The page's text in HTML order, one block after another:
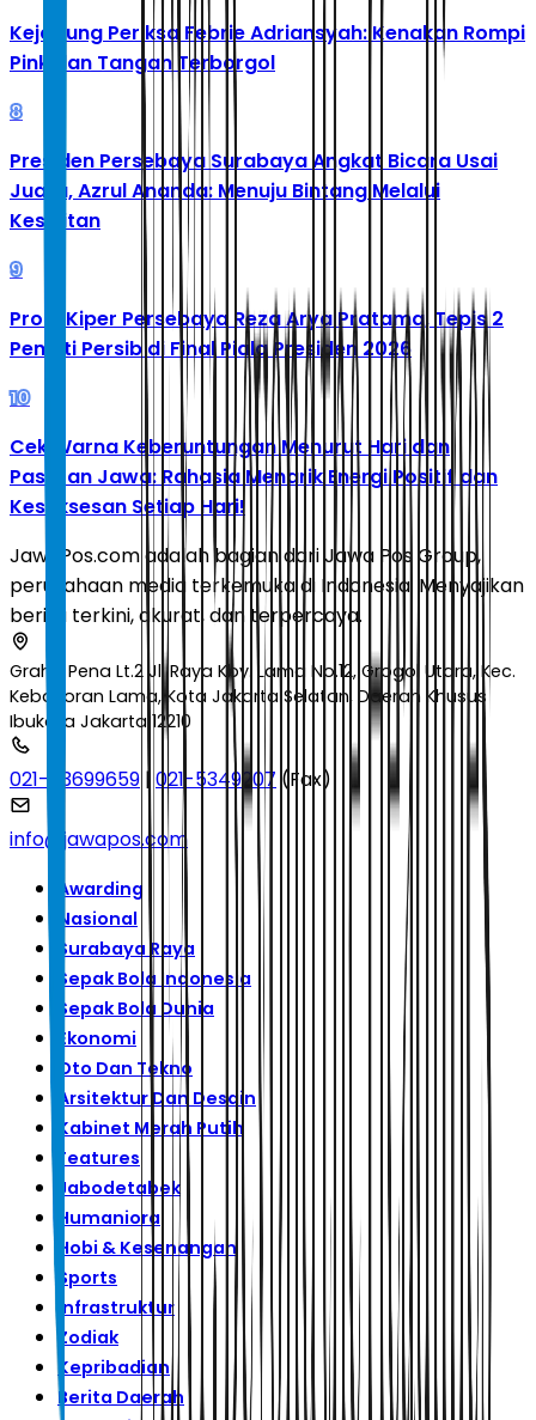
Kejagung Periksa Febrie Adriansyah: Kenakan Rompi
Pink dan Tangan Terborgol
8
Presiden Persebaya Surabaya Angkat Bicara Usai
Juara, Azrul Ananda: Menuju Bintang Melalui
Kesulitan
9
Profil Kiper Persebaya Reza Arya Pratama, Tepis 2
Penalti Persib di Final Piala Presiden 2026
10
Cek Warna Keberuntungan Menurut Hari dan
Pasaran Jawa: Rahasia Menarik Energi Positif dan
Kesuksesan Setiap Hari!
JawaPos.com adalah bagian dari Jawa Pos Group,
perusahaan media terkemuka di Indonesia. Menyajikan
berita terkini, akurat, dan terpercaya.
Graha Pena Lt.2 Jl. Raya Kby. Lama No.12, Grogol Utara, Kec.
Kebayoran Lama, Kota Jakarta Selatan, Daerah Khusus
Ibukota Jakarta 12210
021-53699659 | 021-5349207 (Fax)
info@jawapos.com
Awarding
Nasional
Surabaya Raya
Sepak Bola Indonesia
Sepak Bola Dunia
Ekonomi
Oto Dan Tekno
Arsitektur Dan Desain
Kabinet Merah Putih
Features
Jabodetabek
Humaniora
Hobi & Kesenangan
Sports
Infrastruktur
Zodiak
Kepribadian
Berita Daerah